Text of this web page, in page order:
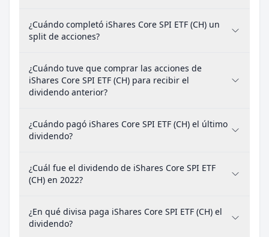
¿Cuándo completó iShares Core SPI ETF (CH) un
split de acciones?
¿Cuándo tuve que comprar las acciones de
iShares Core SPI ETF (CH) para recibir el
dividendo anterior?
¿Cuándo pagó iShares Core SPI ETF (CH) el último
dividendo?
¿Cuál fue el dividendo de iShares Core SPI ETF
(CH) en 2022?
¿En qué divisa paga iShares Core SPI ETF (CH) el
dividendo?